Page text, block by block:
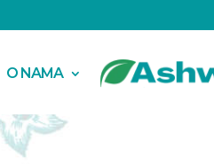
O NAMA